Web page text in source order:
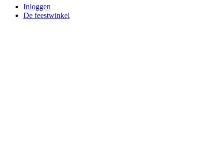
Inloggen
De feestwinkel